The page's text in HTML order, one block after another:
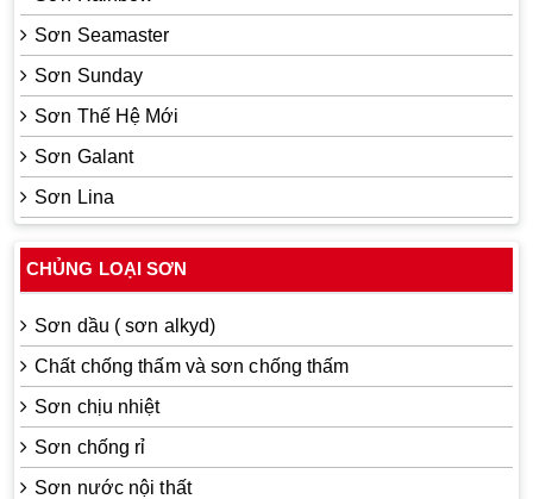
Sơn Seamaster
Sơn Sunday
Sơn Thế Hệ Mới
Sơn Galant
Sơn Lina
CHỦNG LOẠI SƠN
Sơn dầu ( sơn alkyd)
Chất chống thấm và sơn chống thấm
Sơn chịu nhiệt
Sơn chống rỉ
Sơn nước nội thất